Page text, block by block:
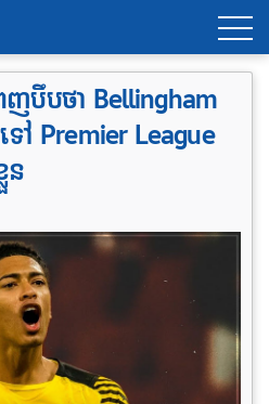
ញបឹបថា Bellingham
ៅ Premier League
ន